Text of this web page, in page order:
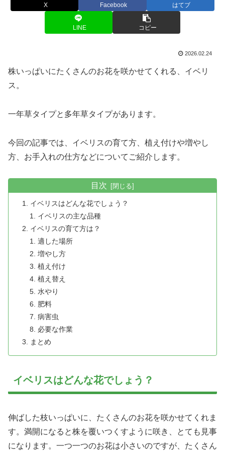
X Facebook はてブ
LINE コピー
2026.02.24
株いっぱいにたくさんのお花を咲かせてくれる、イベリ
ス。
一年草タイプと多年草タイプがあります。
今回の記事では、イベリスの育て方、植え付けや増やし
方、お手入れの仕方などについてご紹介します。
目次
イベリスはどんな花でしょう？
イベリスの主な品種
イベリスの育て方は？
適した場所
増やし方
植え付け
植え替え
水やり
肥料
病害虫
必要な作業
まとめ
イベリスはどんな花でしょう？
伸ばした枝いっぱいに、たくさんのお花を咲かせてくれま
す。満開になると株を覆いつくすように咲き、とても見事
になります。一つ一つのお花は小さいのですが、たくさん